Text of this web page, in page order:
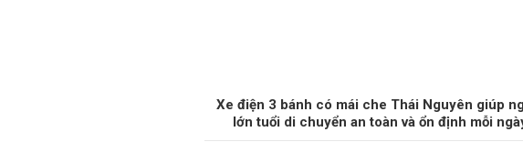
Xe điện 3 bánh có mái che Thái Nguyên giúp
lớn tuổi di chuyển an toàn và ổn định mỗi